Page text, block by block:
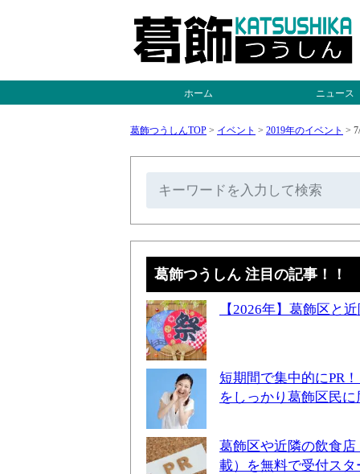
ホーム ニュース
葛飾つうしんTOP > イベント > 2019年のイベント >
葛飾つうしん 注目の記事！！
【2026年】葛飾区と
短期間で集中的にPR
をしっかり葛飾区民
葛飾区や近隣の飲食
載）を無料で受付スタ